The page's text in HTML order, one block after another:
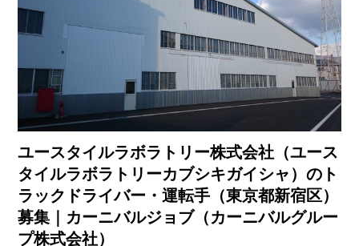
ユースタイルラボラトリー株式会社（ユース
タイルラボラトリーカブシキガイシャ）のト
ラックドライバー・運転手（東京都新宿区）
募集｜カーニバルジョブ（カーニバルグルー
プ株式会社）